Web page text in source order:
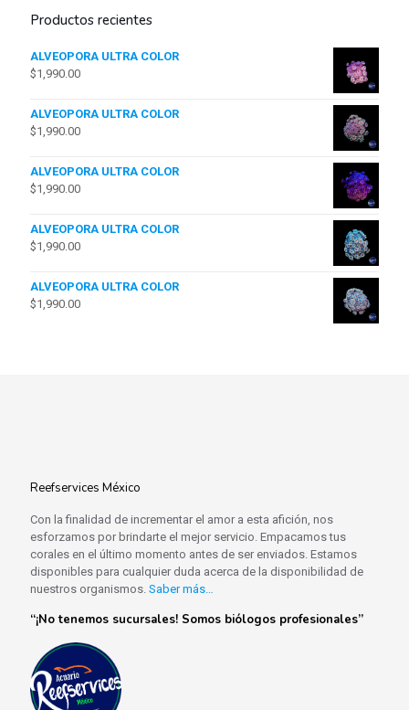
Productos recientes
ALVEOPORA ULTRA COLOR
$1,990.00
ALVEOPORA ULTRA COLOR
$1,990.00
ALVEOPORA ULTRA COLOR
$1,990.00
ALVEOPORA ULTRA COLOR
$1,990.00
ALVEOPORA ULTRA COLOR
$1,990.00
Reefservices México
Con la finalidad de incrementar el amor a esta afición, nos
esforzamos por brindarte el mejor servicio. Empacamos tus
corales en el último momento antes de ser enviados. Estamos
disponibles para cualquier duda acerca de la disponibilidad de
nuestros organismos. Saber más…
“¡No tenemos sucursales! Somos biólogos profesionales”